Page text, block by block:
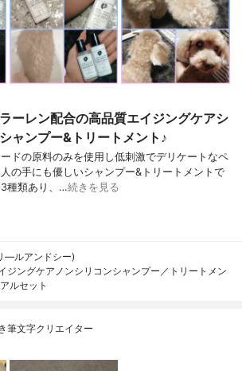
ーレン配合の高品質エイジングケアシ
ャンプー&トリートメント♪
ドの原料のみを使用し低刺激でデリケートなペ
の手にも優しいシャンプー&トリートメントで
種類あり、…続きを見る
―ルアンドシー)
ジングケアノンシリコンシャンプー／トリートメン
ルセット
筆文字クリエイター